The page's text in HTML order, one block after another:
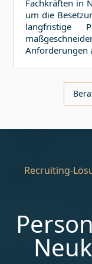
Fachkräften in
um die
langfristige
Anforderungen
Recruiting-